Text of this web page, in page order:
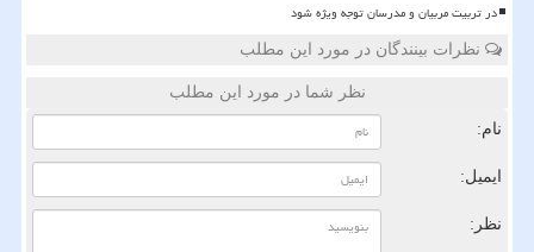
در تربیت مربیان و مدرسان توجه ویژه شود
نظرات بینندگان در مورد این مطلب
نظر شما در مورد این مطلب
نام:
ایمیل:
نظر: